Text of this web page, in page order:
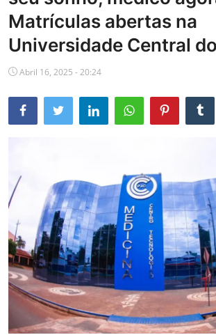
Educação
Cultura
Galeria
Matrículas abertas na
Universidade Central
Abril 16, 2025 - 20:24